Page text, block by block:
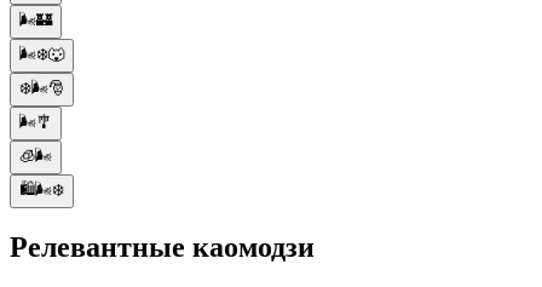
🌬️🏰
🌬️❄️🐺
❄️🌬️🎅
🌬️🎐
🧊🌬️
🛍️🌬️❄️
Релевантные каомодзи